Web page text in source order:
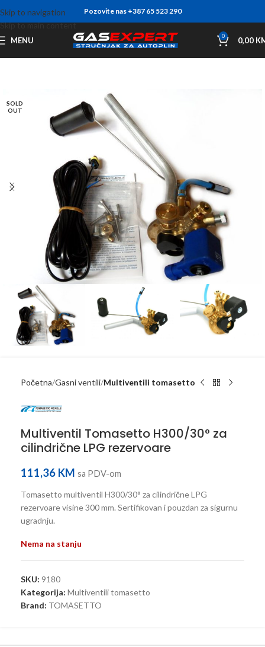
Skip to navigation
Skip to main content
Pozovite nas +387 65 523 290
MENU 0 0,00
SOLD
OUT
Početna Gasni ventili Multiventili tomasetto
Multiventil Tomasetto H300/30° za
cilindrične LPG rezervoare
111,36 KM sa PDV-om
Tomasetto multiventil H300/30° za cilindrične LPG
rezervoare visine 300 mm. Sertifikovan i pouzdan za sigurnu
ugradnju.
Nema na stanju
SKU: 9180
Kategorija: Multiventili tomasetto
Brand: TOMASETTO